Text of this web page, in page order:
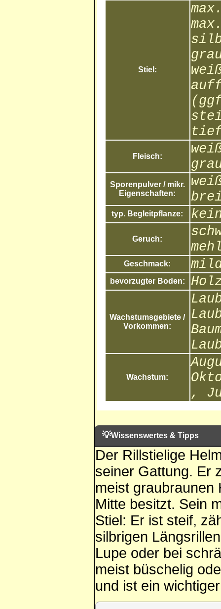
Stiel:
tief
Fleisch:
Sporenpulver / mikr.
Eigenschaften:
typ. Begleitpflanze:
Geruch:
Geschmack:
bevorzugter Boden:
Wachstumsgebiete /
Vorkommen:
Wachstum:
,
💡Wissenswertes & Tipps
Der Rillstielige
seiner Gattung. Er
meist graubraunen
Mitte besitzt. Sein
Stiel: Er ist steif,
silbrigen
Lupe oder bei
meist büschelig
und ist ein